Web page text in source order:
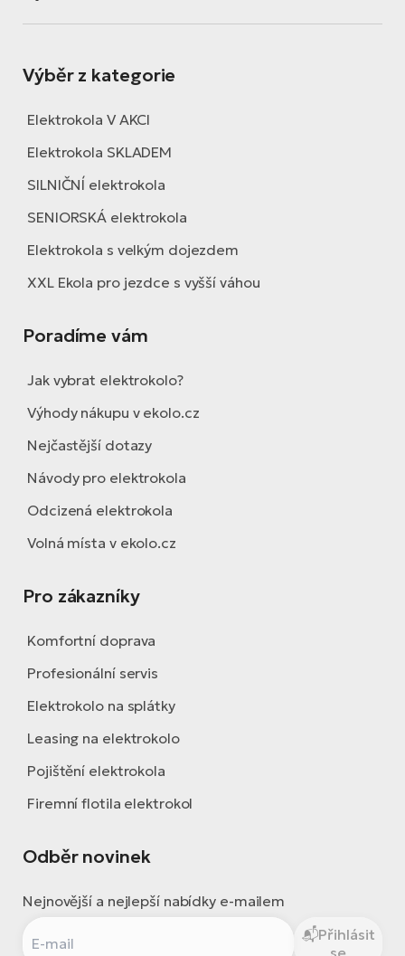
Výběr z kategorie
Elektrokola V AKCI
Elektrokola SKLADEM
SILNIČNÍ elektrokola
SENIORSKÁ elektrokola
Elektrokola s velkým dojezdem
XXL Ekola pro jezdce s vyšší váhou
Poradíme vám
Jak vybrat elektrokolo?
Výhody nákupu v ekolo.cz
Nejčastější dotazy
Návody pro elektrokola
Odcizená elektrokola
Volná místa v ekolo.cz
Pro zákazníky
Komfortní doprava
Profesionální servis
Elektrokolo na splátky
Leasing na elektrokolo
Pojištění elektrokola
Firemní flotila elektrokol
Odběr novinek
Nejnovější a nejlepší nabídky e-mailem
Přihlásit
se